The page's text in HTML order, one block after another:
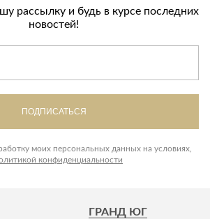
рассылку и будь в курсе последних
новостей!
ПОДПИСАТЬСЯ
моих персональных данных на условиях,
конфиденциальности
ГРАНД ЮГ